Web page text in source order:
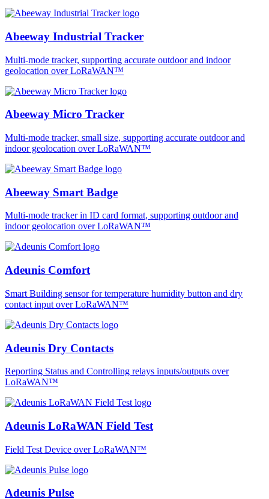
Abeeway Industrial Tracker
Multi-mode tracker, supporting accurate outdoor and indoor
geolocation over LoRaWAN™
Abeeway Micro Tracker
Multi-mode tracker, small size, supporting accurate outdoor and
indoor geolocation over LoRaWAN™
Abeeway Smart Badge
Multi-mode tracker in ID card format, supporting outdoor and
indoor geolocation over LoRaWAN™
Adeunis Comfort
Smart Building sensor for temperature humidity button and dry
contact input over LoRaWAN™
Adeunis Dry Contacts
Reporting Status and Controlling relays inputs/outputs over
LoRaWAN™
Adeunis LoRaWAN Field Test
Field Test Device over LoRaWAN™
Adeunis Pulse